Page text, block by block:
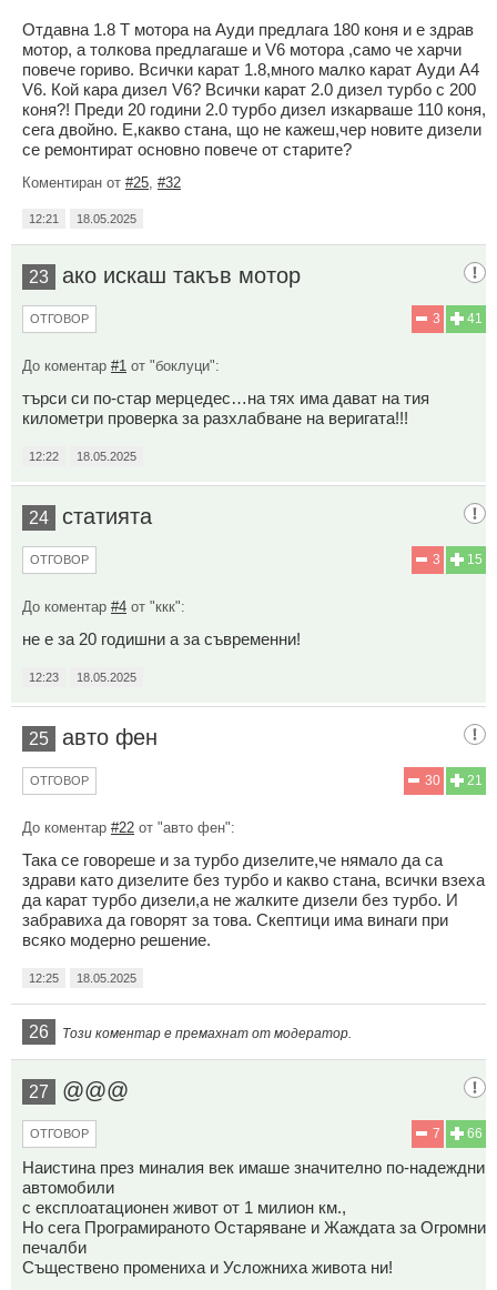
Отдавна 1.8 T мотора на Ауди предлага 180 коня и е здрав
мотор, а толкова предлагаше и V6 мотора ,само че харчи
повече гориво. Всички карат 1.8,много малко карат Ауди А4
V6. Кой кара дизел V6? Всички карат 2.0 дизел турбо с 200
коня?! Преди 20 години 2.0 турбо дизел изкарваше 110 коня,
сега двойно. Е,какво стана, що не кажеш,чер новите дизели
се ремонтират основно повече от старите?
Коментиран от #25 #32
12:21 18.05.2025
23 ако искаш такъв мотор
41
3
ОТГОВОР
До коментар #1 от "боклуци":
търси си по-стар мерцедес…на тях има дават на тия
километри проверка за разхлабване на веригата!!!
12:22 18.05.2025
24 статията
15
3
ОТГОВОР
До коментар #4 от "ккк":
не е за 20 годишни а за съвременни!
12:23 18.05.2025
25 авто фен
21
30
ОТГОВОР
До коментар #22 от "авто фен":
Така се говореше и за турбо дизелите,че нямало да са
здрави като дизелите без турбо и какво стана, всички взеха
да карат турбо дизели,а не жалките дизели без турбо. И
забравиха да говорят за това. Скептици има винаги при
всяко модерно решение.
12:25 18.05.2025
26 Този коментар е премахнат от модератор.
27 @@@
66
7
ОТГОВОР
Наистина през миналия век имаше значително по-надеждни
автомобили
с експлоатационен живот от 1 милион км.,
Но сега Програмираното Остаряване и Жаждата за Огромни
печалби
Съществено промениха и Усложниха живота ни!